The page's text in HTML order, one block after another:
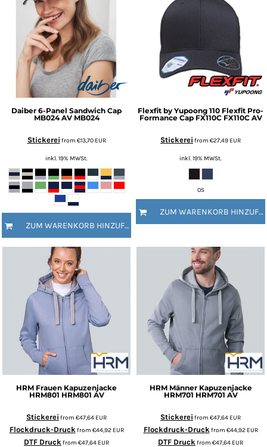
Daiber 6-Panel Sandwich Cap
MB024 AV MB024
Stickerei from €13,70 EUR
inkl. 19% MWSt.
ZUM WARENKORB HINZUFÜGEN
Flexfit by Yupoong 110 Flexfit Pro-
Formance Cap FX110C FX110C AV
Stickerei from €27,49 EUR
inkl. 19% MWSt.
OS
ZUM WARENKORB HINZUFÜGEN
HRM Frauen Kapuzenjacke
HRM801 HRM801 AV
Stickerei from €47,64 EUR
Flockdruck-Druckfrom €44,92 EUR
DTF Druckfrom €47,64 EUR
HRM Männer Kapuzenjacke
HRM701 HRM701 AV
Stickerei from €47,64 EUR
Flockdruck-Druckfrom €44,92 EUR
DTF Druckfrom €47,64 EUR